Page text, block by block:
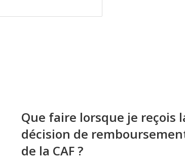
Que faire lorsque je reçois
décision de
de la CAF ?